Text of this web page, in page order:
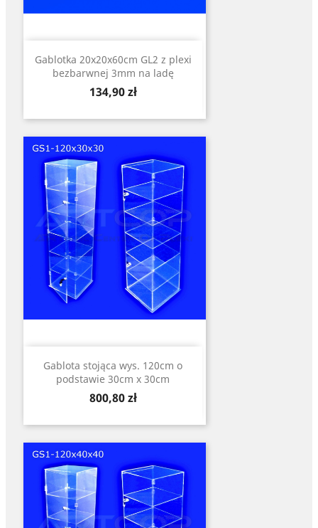
Gablotka 20x20x60cm GL2 z plexi
bezbarwnej 3mm na ladę
Cena
134,90 zł
Gablota stojąca wys. 120cm o
podstawie 30cm x 30cm
Cena
800,80 zł